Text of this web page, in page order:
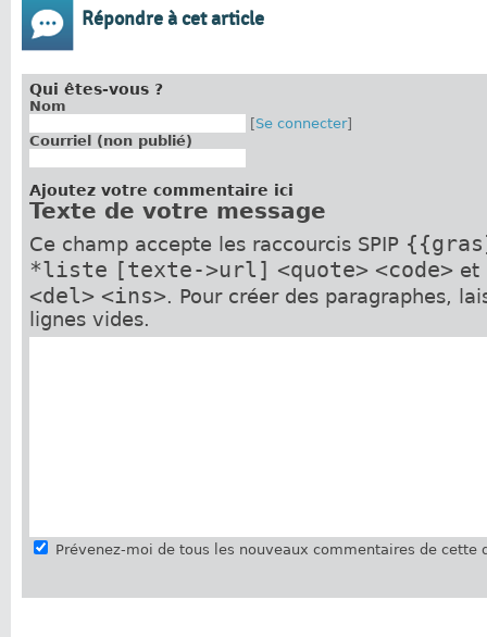
Répondre à cet article
Qui êtes-vous ?
Nom
[Se connecter]
Courriel (non publié)
Ajoutez votre commentaire ici
Texte de votre message
Ce champ accepte les raccourcis SPIP
*liste [texte->url] <quote> <code>et
<del> <ins>. Pour créer des paragraphes,
lignes vides.
Prévenez-moi de tous les nouveaux commentaires de cette